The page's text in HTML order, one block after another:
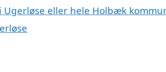
eller hele Holbæk